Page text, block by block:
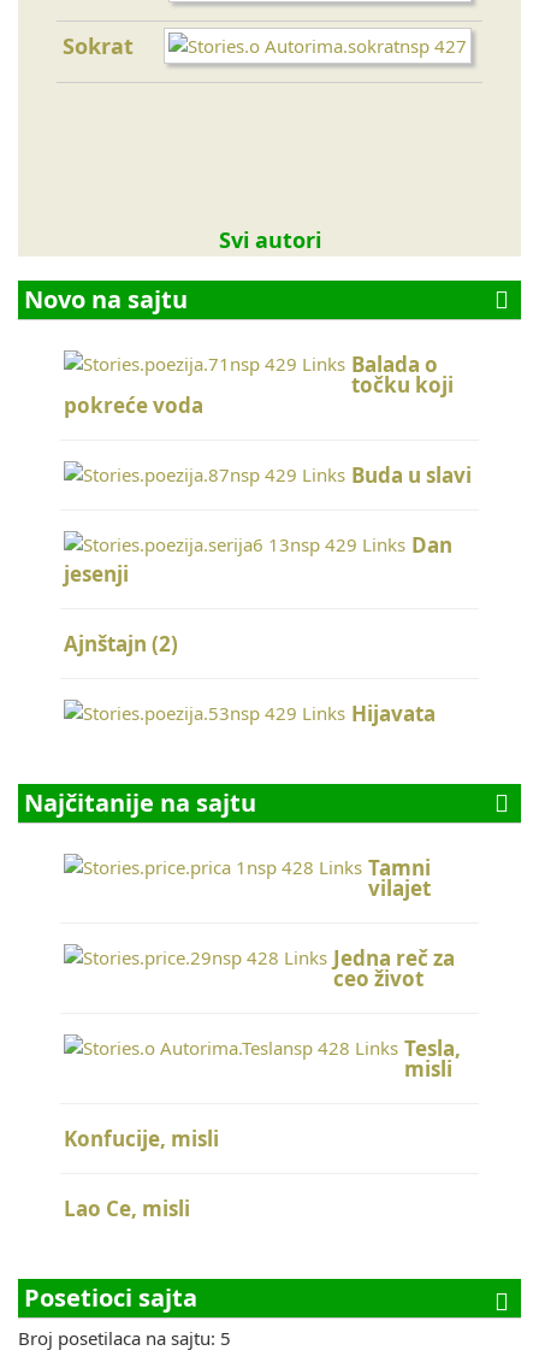
Sokrat
Svi autori
Novo na sajtu
Balada o
točku koji
pokreće voda
Buda u slavi
Dan
jesenji
Ajnštajn (2)
Hijavata
Najčitanije na sajtu
Tamni
vilajet
Jedna reč za
ceo život
Tesla,
misli
Konfucije, misli
Lao Ce, misli
Posetioci sajta
Broj posetilaca na sajtu: 5